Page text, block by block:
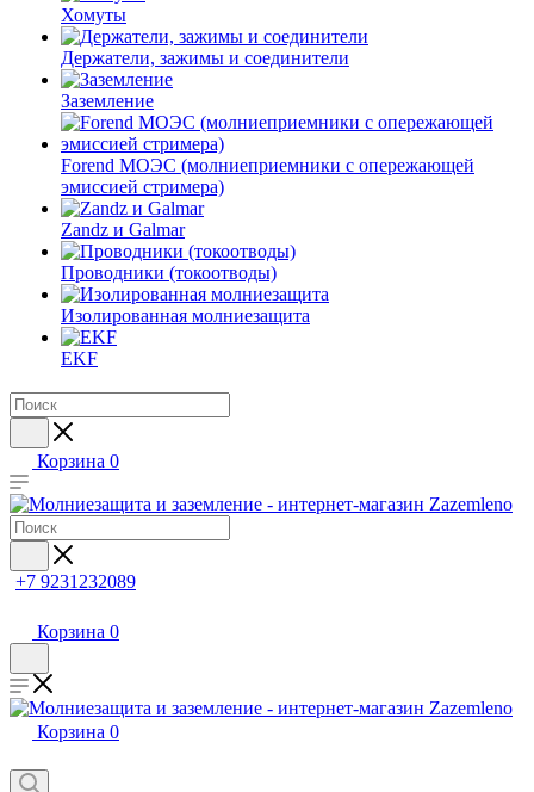
Хомуты
Держатели, зажимы и соединители
Заземление
Forend МОЭС (молниеприемники с опережающей
эмиссией стримера)
Zandz и Galmar
Проводники (токоотводы)
Изолированная молниезащита
EKF
Корзина 0
+7 9231232089
Корзина 0
Корзина 0